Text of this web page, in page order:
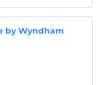
Безплатен частен
рецепция,
удобства на
by Wyndham